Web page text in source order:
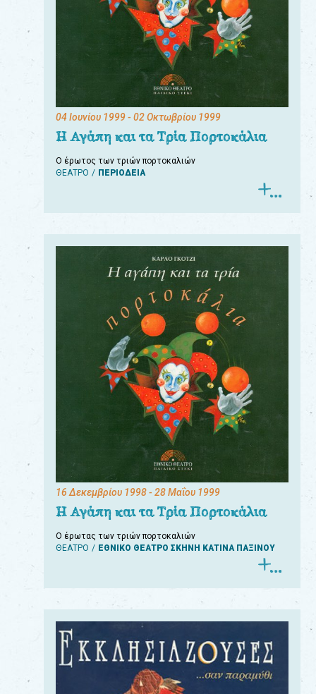
04 Ιουνίου 1999- 02 Οκτωβρίου 1999
Η Αγάπη και τα Τρία Πορτοκάλια
Ο έρωτος των τριών πορτοκαλιών
ΘΕΑΤΡΟ
ΠΕΡΙΟΔΕΙΑ
16 Δεκεμβρίου 1998- 28 Μαΐου 1999
Η Αγάπη και τα Τρία Πορτοκάλια
Ο έρωτας των τριών πορτοκαλιών
ΘΕΑΤΡΟ
ΕΘΝΙΚΟ ΘΕΑΤΡΟ ΣΚΗΝΗ ΚΑΤΙΝΑ ΠΑΞΙΝΟΥ